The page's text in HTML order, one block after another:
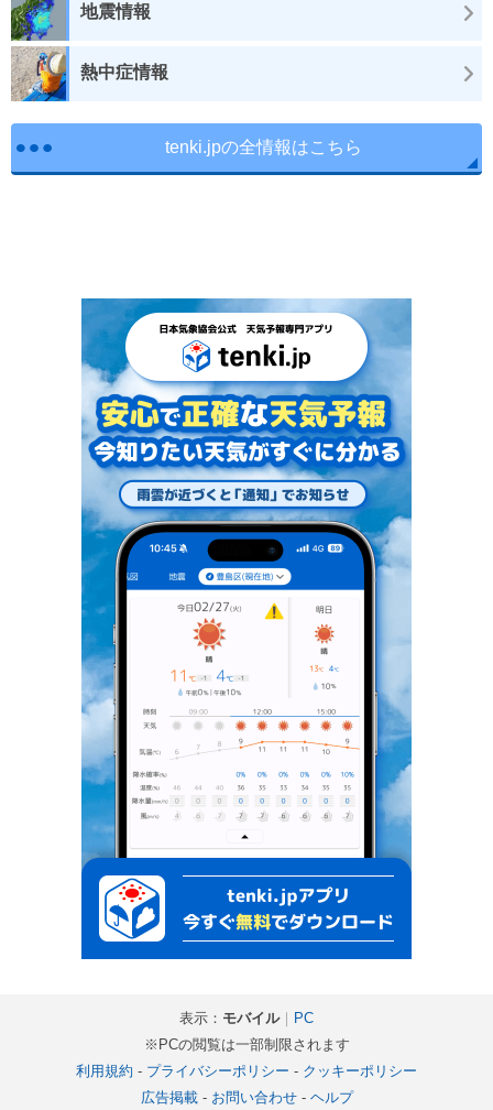
地震情報
熱中症情報
tenki.jpの全情報はこちら
表示： モバイル｜ PC
※PCの閲覧は一部制限されます
利用規約 - プライバシーポリシー - クッキーポリシー
広告掲載- お問い合わせ- ヘルプ